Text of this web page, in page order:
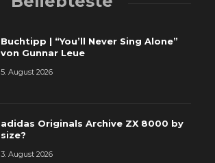
Buchtipp | “You’ll Never Sing Alone”
von Gunnar Leue
5. August 2026
adidas Originals Archive ZX 8000 by
size?
3. August 2026